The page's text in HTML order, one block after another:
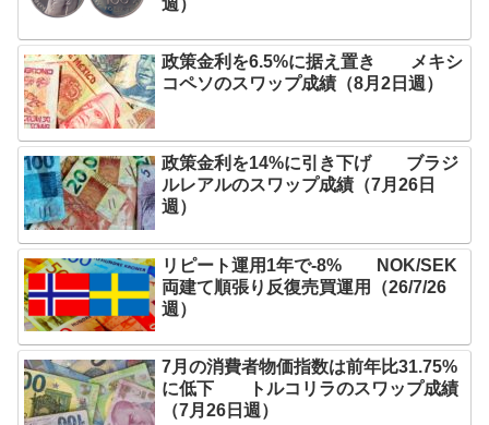
政策金利を6.5%に据え置き メキシ
コペソのスワップ成績（8月2日週）
政策金利を14%に引き下げ ブラジ
ルレアルのスワップ成績（7月26日
週）
リピート運用1年で-8% NOK/SEK
両建て順張り反復売買運用（26/7/26
週）
7月の消費者物価指数は前年比31.75%
に低下 トルコリラのスワップ成績
（7月26日週）